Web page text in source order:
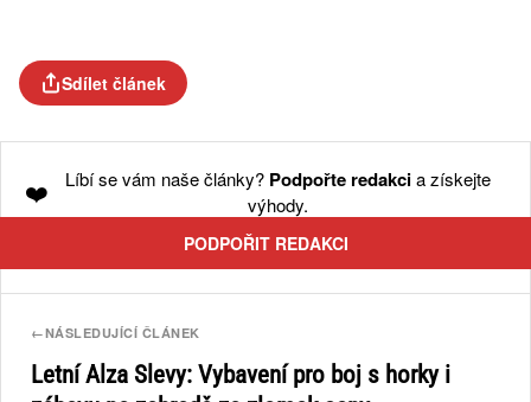
Sdílet článek
❤️ Líbí se vám naše články? Podpořte redakcia získejte
výhody.
PODPOŘIT REDAKCI
←NÁSLEDUJÍCÍ ČLÁNEK
Letní Alza Slevy: Vybavení pro boj s horky i